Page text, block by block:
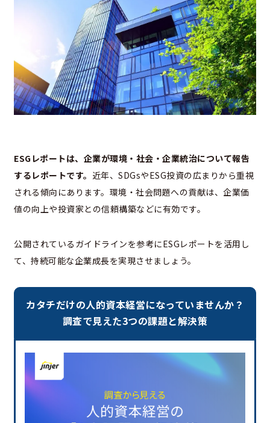
ESGレポートは、企業が環境・社会・企業統治について報告
するレポートです。 近年、SDGsやESG投資の広まりから重視
される傾向にあります。環境・社会問題への貢献は、企業価
値の向上や投資家との信頼構築などに有効です。
公開されているガイドラインを参考にESGレポートを活用し
て、持続可能な企業成長を実現させましょう。
カタチだけの人的資本経営になっていませんか？
調査で見えた3つの課題と解決策